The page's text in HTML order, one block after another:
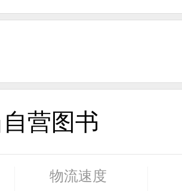
营图书
物流速度